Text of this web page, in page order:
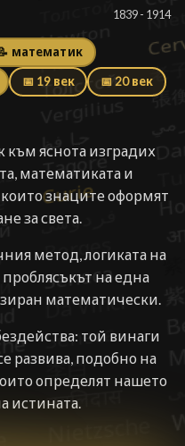
1839 - 1914
математик
📅 19 век 📅 20 век
яснота изградих
математиката и
знаците оформят
за света.
метод, логиката на
на една
математически.
той винаги
развива, подобно на
определят нашето
истината.